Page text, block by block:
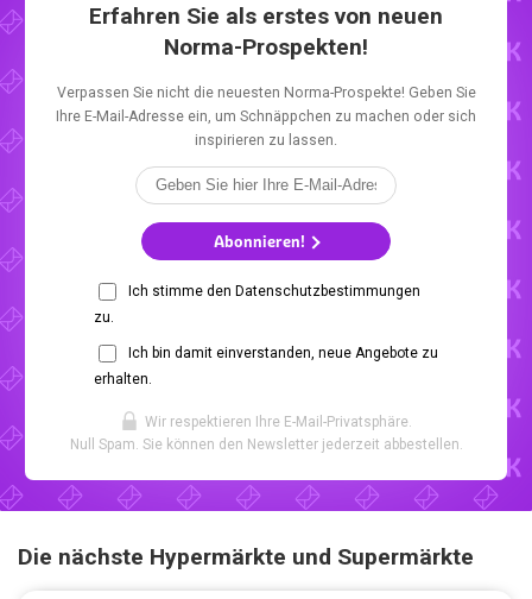
Erfahren Sie als erstes von neuen
Norma-Prospekten!
Verpassen Sie nicht die neuesten Norma-Prospekte! Geben Sie
Ihre E-Mail-Adresse ein, um Schnäppchen zu machen oder sich
inspirieren zu lassen.
Abonnieren!
Ich stimme den Datenschutzbestimmungen
zu.
Ich bin damit einverstanden, neue Angebote zu
erhalten.
Wir respektieren Ihre E-Mail-Privatsphäre.
Null Spam. Sie können den Newsletter jederzeit abbestellen.
Die nächste Hypermärkte und Supermärkte